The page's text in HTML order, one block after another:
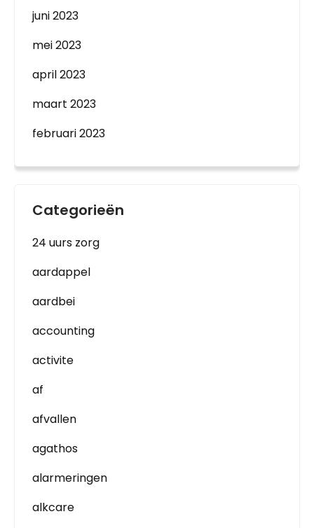
juni 2023
mei 2023
april 2023
maart 2023
februari 2023
Categorieën
24 uurs zorg
aardappel
aardbei
accounting
activite
af
afvallen
agathos
alarmeringen
alkcare